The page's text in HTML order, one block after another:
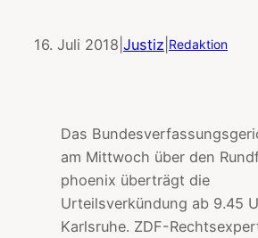
16. Juli 2018 Justiz Redaktion
Das
am Mittwoch über den
phoenix überträgt die
Urteilsverkündung ab 9.45
Karlsruhe. ZDF-